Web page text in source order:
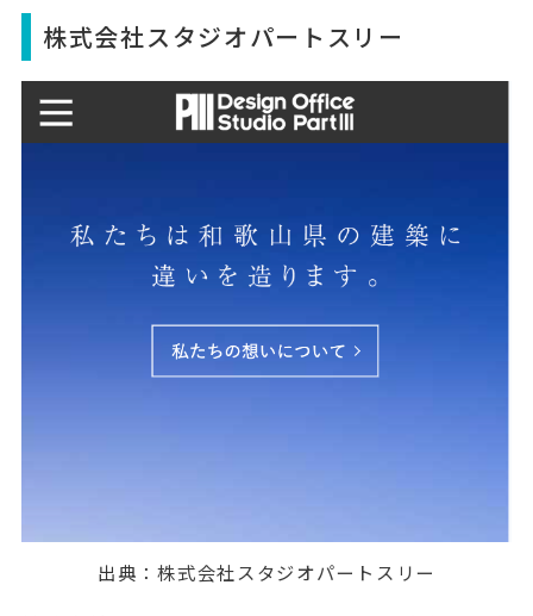
株式会社スタジオパートスリー
出典：株式会社スタジオパートスリー